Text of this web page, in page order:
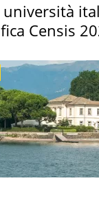
Censis